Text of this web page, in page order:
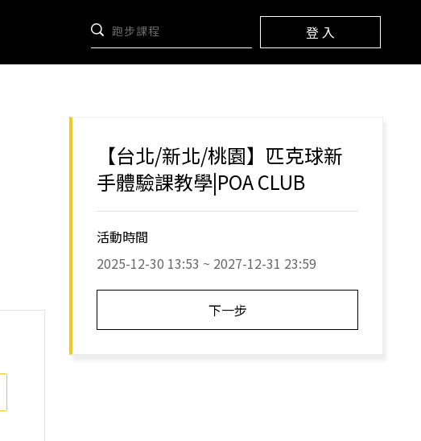
登 入
【台北/新北/桃園】匹克球新
手體驗課教學|POA CLUB️
活動時間
2025-12-30 13:53 ~ 2027-12-31 23:59
下一步